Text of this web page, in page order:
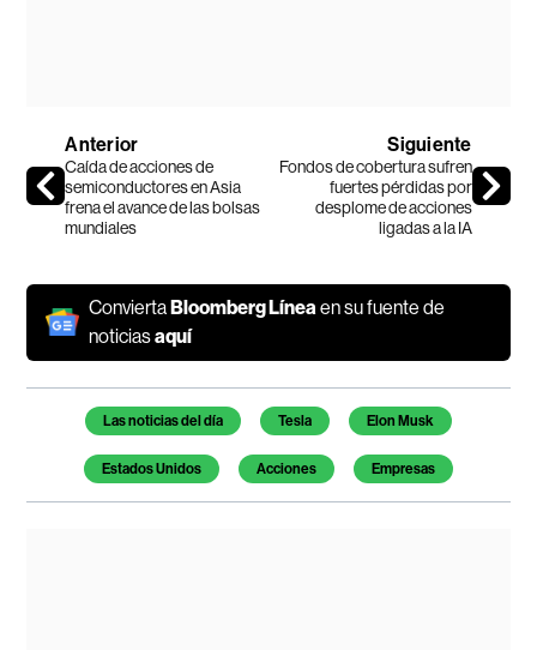
Anterior
Caída de acciones de
semiconductores en Asia
frena el avance de las bolsas
mundiales
Siguiente
Fondos de cobertura sufren
fuertes pérdidas por
desplome de acciones
ligadas a la IA
ConviertaBloomberg Línea en su fuente de
noticiasaquí
Temas de este artículo
Las noticias del día Tesla Elon Musk
Estados Unidos Acciones Empresas